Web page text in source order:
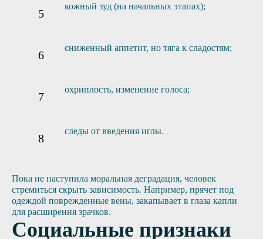
кожный зуд (на начальных этапах);
сниженный аппетит, но тяга к сладостям;
охриплость, изменение голоса;
следы от введения иглы.
Пока не наступила моральная деградация, человек
стремиться скрыть зависимость. Например, прячет под
одеждой поврежденные вены, закапывает в глаза капли
для расширения зрачков.
Социальные признаки